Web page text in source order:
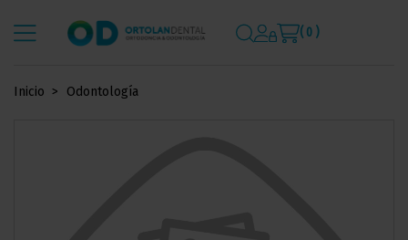
( 0 )
Inicio Odontología